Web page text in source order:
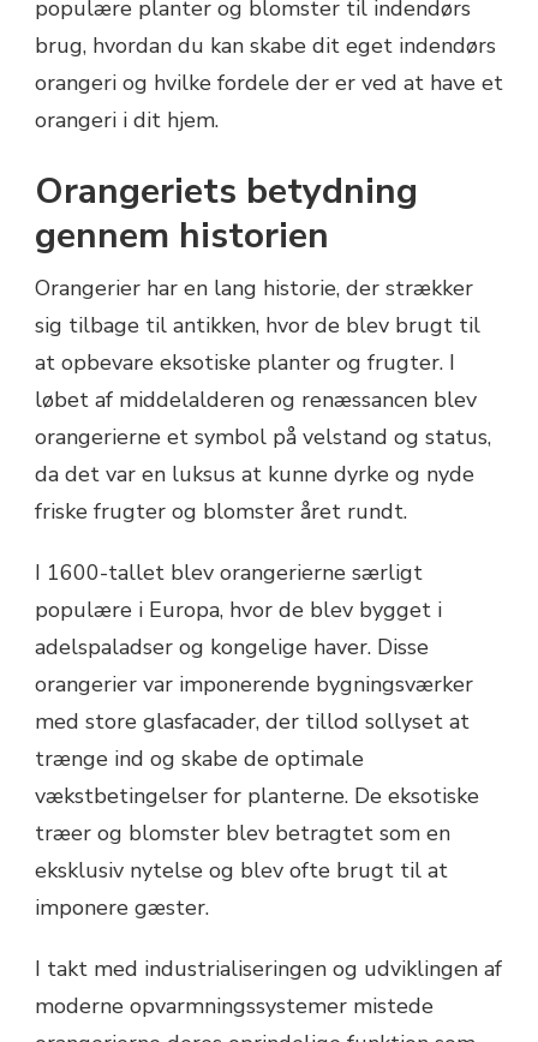
populære planter og blomster til indendørs
brug, hvordan du kan skabe dit eget indendørs
orangeri og hvilke fordele der er ved at have et
orangeri i dit hjem.
Orangeriets betydning
gennem historien
Orangerier har en lang historie, der strækker
sig tilbage til antikken, hvor de blev brugt til
at opbevare eksotiske planter og frugter. I
løbet af middelalderen og renæssancen blev
orangerierne et symbol på velstand og status,
da det var en luksus at kunne dyrke og nyde
friske frugter og blomster året rundt.
I 1600-tallet blev orangerierne særligt
populære i Europa, hvor de blev bygget i
adelspaladser og kongelige haver. Disse
orangerier var imponerende bygningsværker
med store glasfacader, der tillod sollyset at
trænge ind og skabe de optimale
vækstbetingelser for planterne. De eksotiske
træer og blomster blev betragtet som en
eksklusiv nytelse og blev ofte brugt til at
imponere gæster.
I takt med industrialiseringen og udviklingen af
moderne opvarmningssystemer mistede